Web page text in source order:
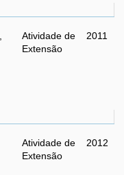
Atividade de
Extensão
2011
Atividade de
Extensão
2012